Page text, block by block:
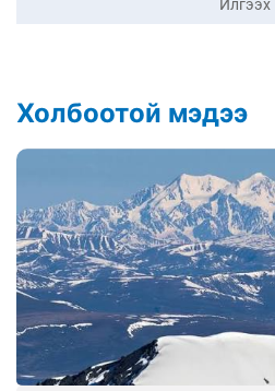
Илгээх
Холбоотой мэдээ